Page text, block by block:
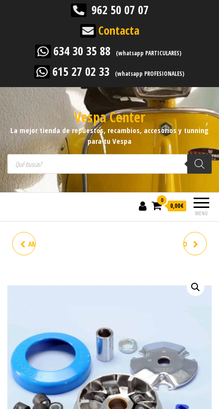
962 50 07 07
Contacta
634 30 35 88
(whatsapp PARTICULARES)
615 27 02 33 (whatsapp PROFESIONALES)
Vespa Center
La mejor tienda de repuestos, recambios, accesorios y tunning
para tu Vespa
Búsqueda de productos
MENÚ
0
0,00€
AMORTIGUADOR +SOPORTE VARIADOR POLINI VESPINO